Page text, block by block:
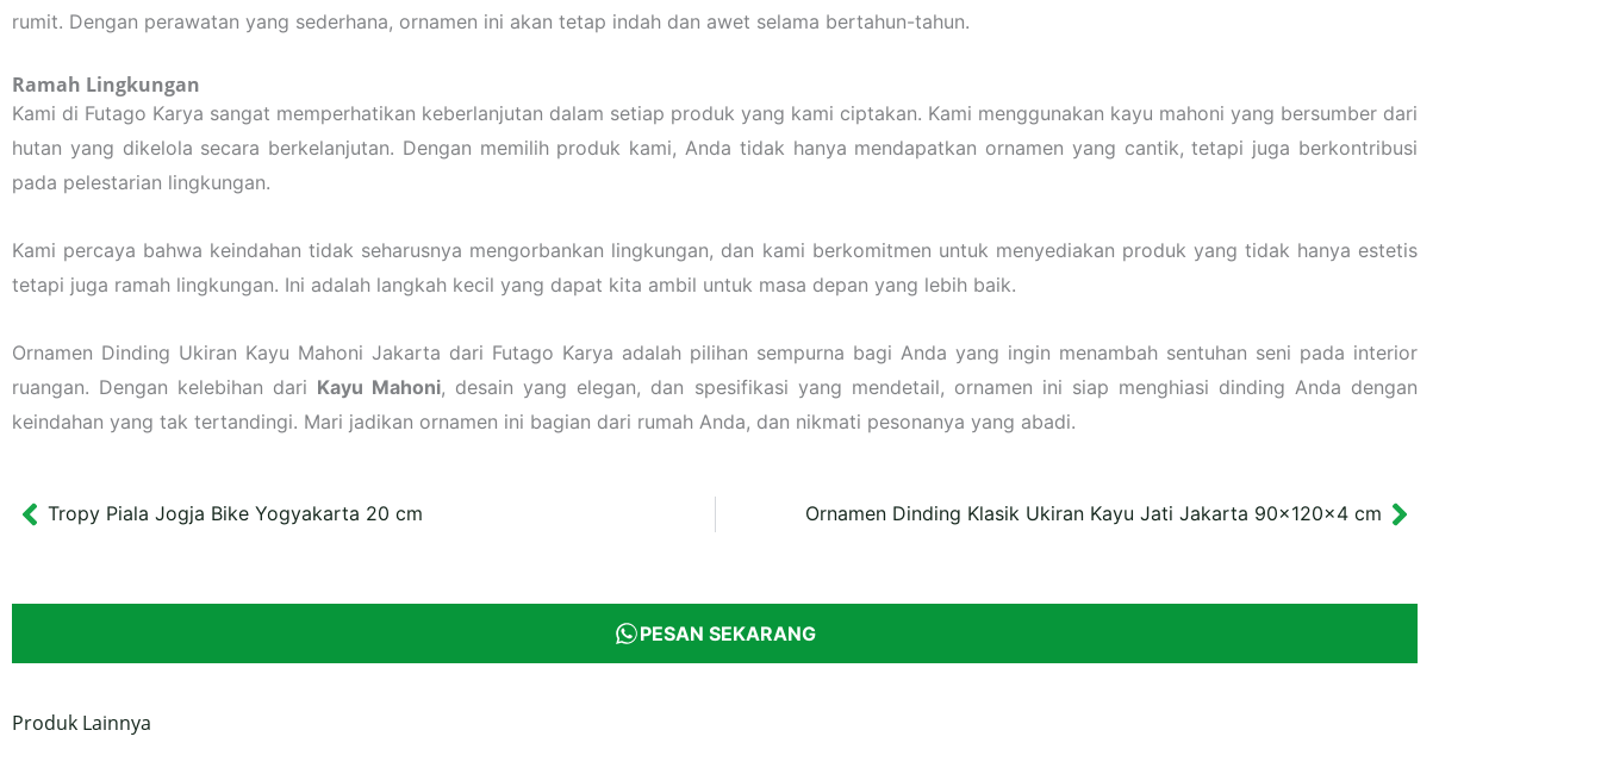
rumit. Dengan perawatan yang sederhana, ornamen ini akan tetap indah dan awet selama bertahun-tahun.
Ramah Lingkungan
Kami di Futago Karya sangat memperhatikan keberlanjutan dalam setiap produk yang kami ciptakan. Kami menggunakan kayu mahoni yang bersumber dari
hutan yang dikelola secara berkelanjutan. Dengan memilih produk kami, Anda tidak hanya mendapatkan ornamen yang cantik, tetapi juga berkontribusi
pada pelestarian lingkungan.
Kami percaya bahwa keindahan tidak seharusnya mengorbankan lingkungan, dan kami berkomitmen untuk menyediakan produk yang tidak hanya estetis
tetapi juga ramah lingkungan. Ini adalah langkah kecil yang dapat kita ambil untuk masa depan yang lebih baik.
Ornamen Dinding Ukiran Kayu Mahoni Jakarta dari Futago Karya adalah pilihan sempurna bagi Anda yang ingin menambah sentuhan seni pada interior
ruangan. Dengan kelebihan dari Kayu Mahoni, desain yang elegan, dan spesifikasi yang mendetail, ornamen ini siap menghiasi dinding Anda dengan
keindahan yang tak tertandingi. Mari jadikan ornamen ini bagian dari rumah Anda, dan nikmati pesonanya yang abadi.
Prev
Tropy Piala Jogja Bike Yogyakarta 20 cm Ornamen Dinding Klasik Ukiran Kayu Jati Jakarta 90x120x4 cm Next
PESAN SEKARANG
Produk Lainnya